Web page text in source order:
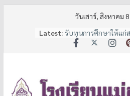
วันเสาร์, สิงหาคม
Latest: รับทุนการศึกษาให้แก่
และนักเรียนช่วยเหลือ
ประกาศรายชื่อนักเรี